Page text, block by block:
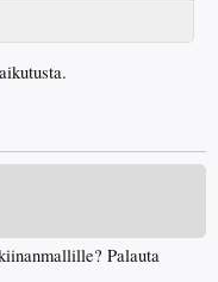
Palauta